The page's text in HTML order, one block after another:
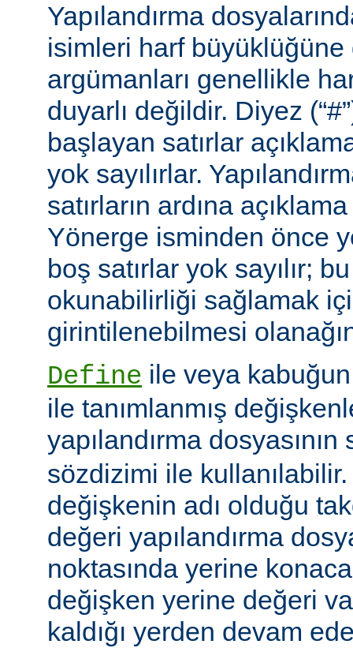
Yapılandırma
isimleri harf büyüklüğüne
argümanları genellikle
duyarlı değildir. Diyez
başlayan satırlar
yok sayılırlar.
satırların ardına
Yönerge isminden önce
boş satırlar yok sayılır;
okunabilirliği sağlamak
girintilenebilmesi
Define ile veya
ile tanımlanmış
yapılandırma dosyasının
sözdizimi ile
değişkenin adı olduğu
değeri yapılandırma
noktasında yerine
değişken yerine değeri
kaldığı yerden devam